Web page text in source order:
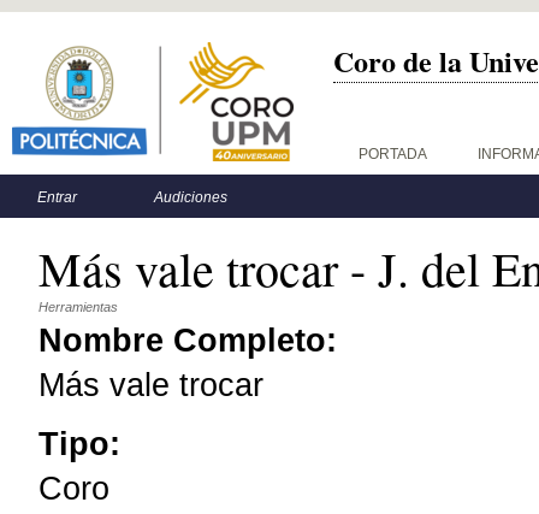
Coro de la
Menú principal PORTADA
Menú secundario
Entrar Audiciones
Más vale trocar - J. del
Herramientas
Nombre Completo:
Más vale trocar
Tipo:
Coro